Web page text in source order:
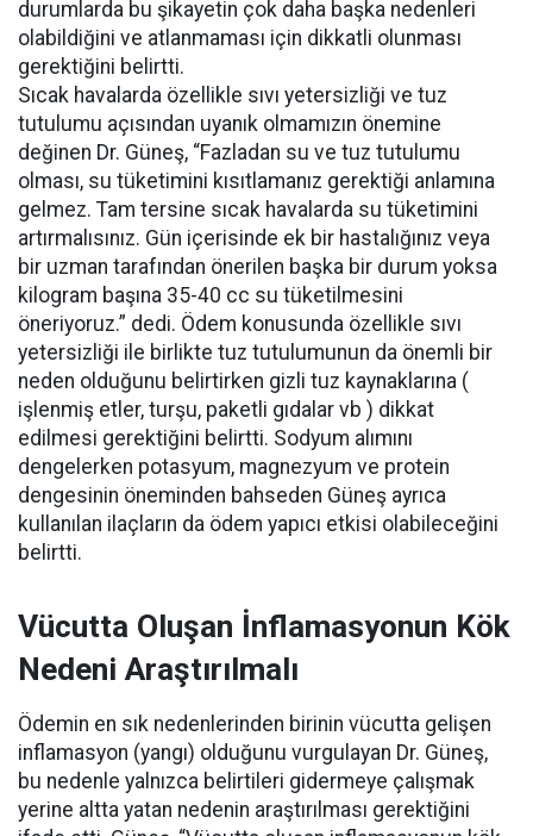
durumlarda bu şikayetin çok daha başka nedenleri
olabildiğini ve atlanmaması için dikkatli olunması
gerektiğini belirtti.
Sıcak havalarda özellikle sıvı yetersizliği ve tuz
tutulumu açısından uyanık olmamızın önemine
değinen Dr. Güneş, “Fazladan su ve tuz tutulumu
olması, su tüketimini kısıtlamanız gerektiği anlamına
gelmez. Tam tersine sıcak havalarda su tüketimini
artırmalısınız. Gün içerisinde ek bir hastalığınız veya
bir uzman tarafından önerilen başka bir durum yoksa
kilogram başına 35-40 cc su tüketilmesini
öneriyoruz.” dedi. Ödem konusunda özellikle sıvı
yetersizliği ile birlikte tuz tutulumunun da önemli bir
neden olduğunu belirtirken gizli tuz kaynaklarına (
işlenmiş etler, turşu, paketli gıdalar vb ) dikkat
edilmesi gerektiğini belirtti. Sodyum alımını
dengelerken potasyum, magnezyum ve protein
dengesinin öneminden bahseden Güneş ayrıca
kullanılan ilaçların da ödem yapıcı etkisi olabileceğini
belirtti.
Vücutta Oluşan İnflamasyonun Kök
Nedeni Araştırılmalı
Ödemin en sık nedenlerinden birinin vücutta gelişen
inflamasyon (yangı) olduğunu vurgulayan Dr. Güneş,
bu nedenle yalnızca belirtileri gidermeye çalışmak
yerine altta yatan nedenin araştırılması gerektiğini